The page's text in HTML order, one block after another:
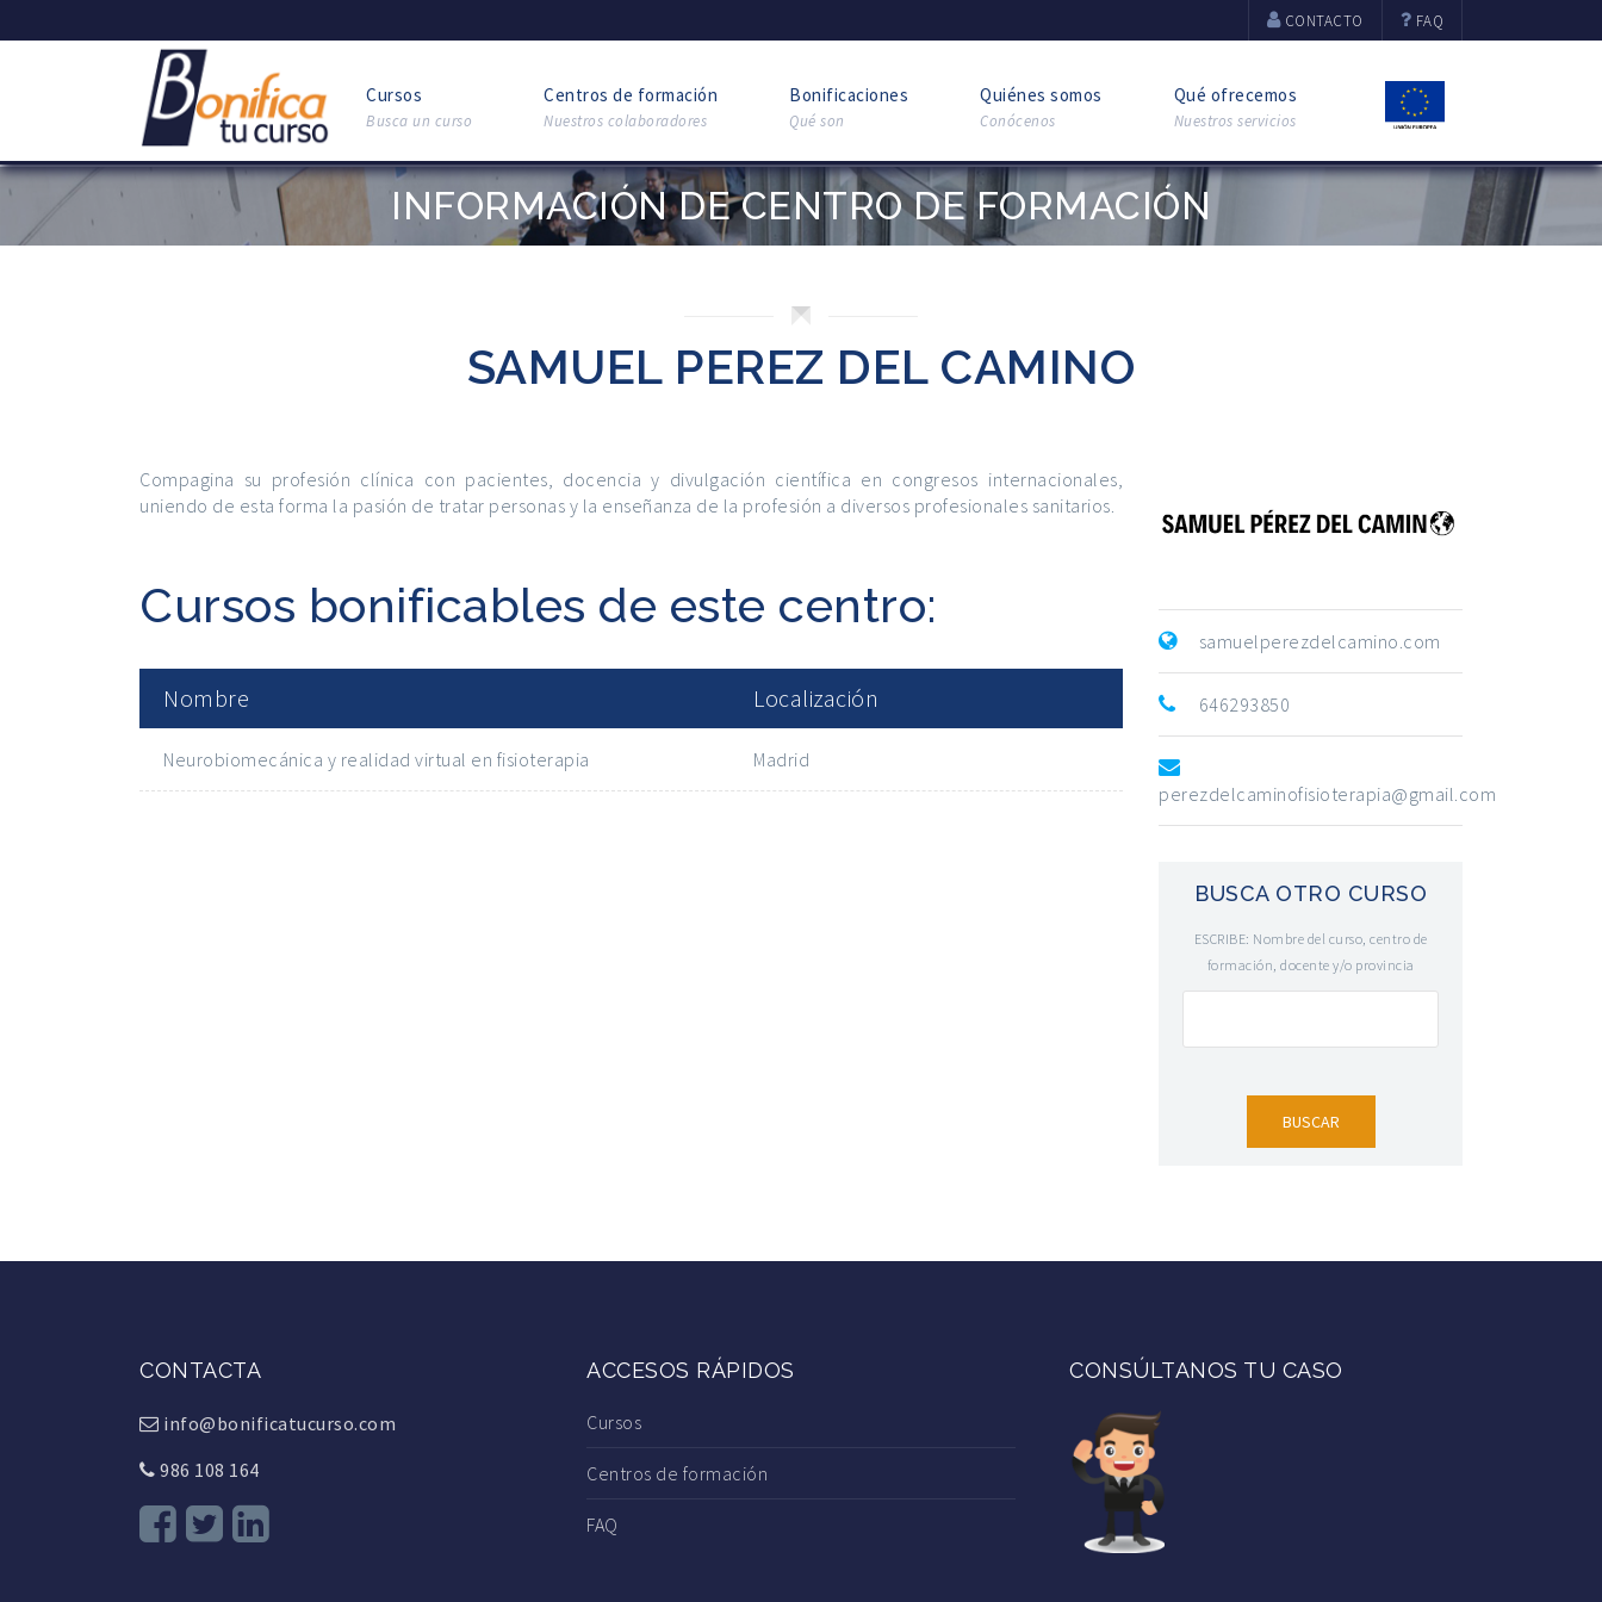
CONTACTO FAQ
Cursos
Busca un curso
Centros de formación
Nuestros colaboradores
Bonificaciones
Qué son
Quiénes somos
Conócenos
Qué ofrecemos
Nuestros servicios
INFORMACIÓN DE CENTRO DE FORMACIÓN
SAMUEL PEREZ DEL CAMINO
Compagina su profesión clínica con pacientes, docencia y divulgación científica en congresos internacionales,
uniendo de esta forma la pasión de tratar personas y la enseñanza de la profesión a diversos profesionales sanitarios.
Cursos bonificables de este centro:
Nombre Localización
Neurobiomecánica y realidad virtual en fisioterapia Madrid
samuelperezdelcamino.com
646293850
perezdelcaminofisioterapia@gmail.com
BUSCA OTRO CURSO
ESCRIBE: Nombre del curso, centro de
formación, docente y/o provincia
CONTACTA
info@bonificatucurso.com
986 108 164
ACCESOS RÁPIDOS
Cursos
Centros de formación
FAQ
CONSÚLTANOS TU CASO